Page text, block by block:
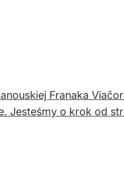
Franaka
Jesteśmy o krok od